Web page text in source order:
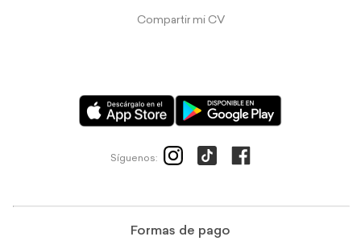
Compartir mi CV
Síguenos:
Formas de pago